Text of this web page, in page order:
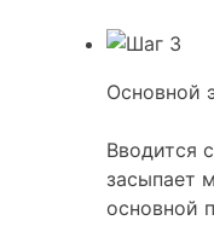
Основной
Вводится
засыпает
основной